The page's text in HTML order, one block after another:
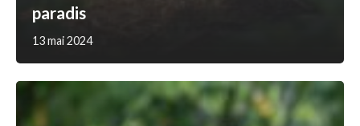
paradis
13 mai 2024